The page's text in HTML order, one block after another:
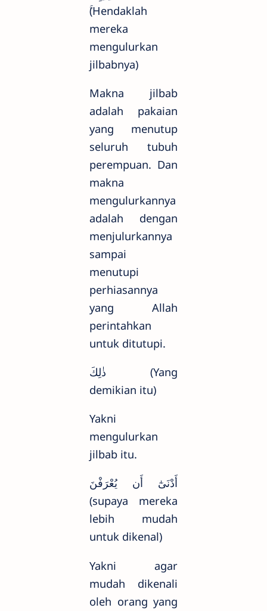
ۚ(Hendaklah
mereka
mengulurkan
jilbabnya)
Makna jilbab
adalah pakaian
yang menutup
seluruh tubuh
perempuan. Dan
makna
mengulurkannya
adalah dengan
menjulurkannya
sampai
menutupi
perhiasannya
yang Allah
perintahkan
untuk ditutupi.
ذٰلِكَ (Yang
demikian itu)
Yakni
mengulurkan
jilbab itu.
أَدْنَىٰٓ أَن يُعْرَفْنَ
(supaya mereka
lebih mudah
untuk dikenal)
Yakni agar
mudah dikenali
oleh orang yang